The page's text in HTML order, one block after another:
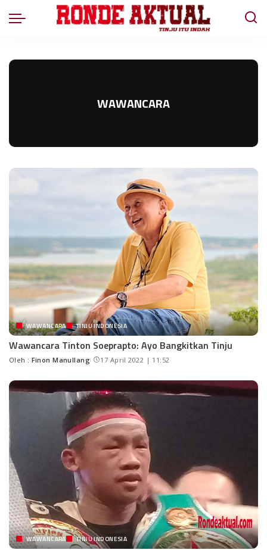
WAWANCARA
WAWANCARA TINJU INDONESIA
Wawancara Tinton Soeprapto: Ayo Bangkitkan Tinju
Oleh : Finon Manullang 17 April 2022 | 11:52
WAWANCARA TINJU INDONESIA